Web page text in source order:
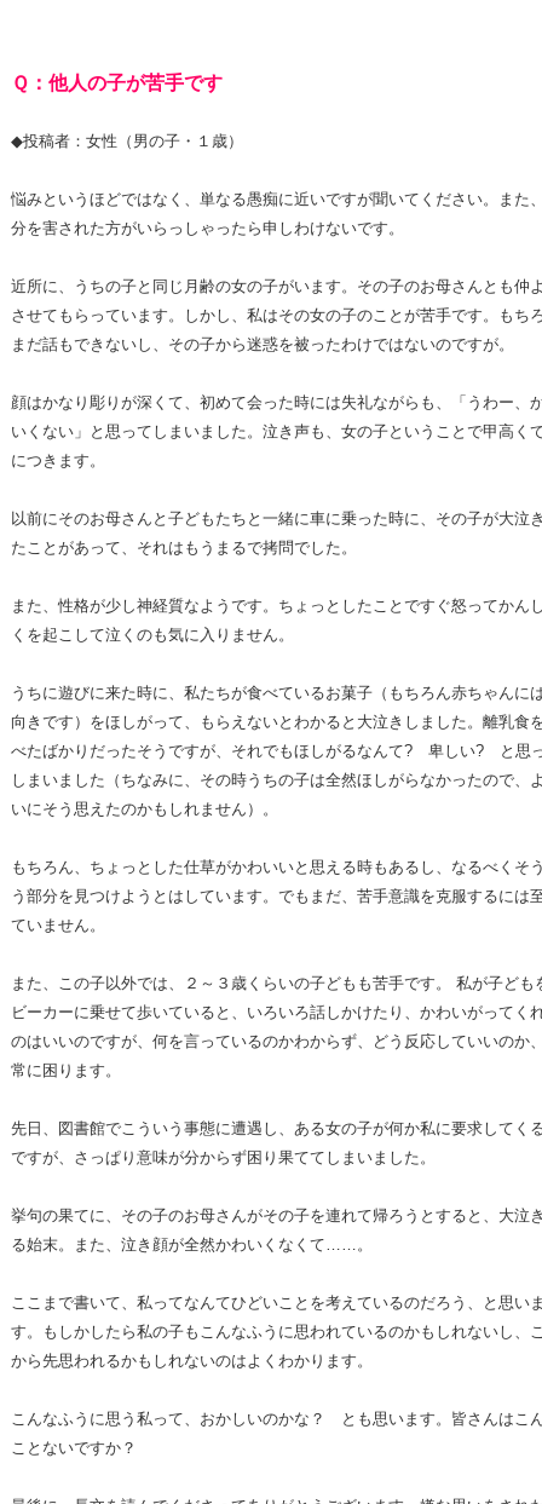
Ｑ：他人の子が苦手です
◆投稿者：女性（男の子・１歳）
悩みというほどではなく、単なる愚痴に近いですが聞いてください。また
分を害された方がいらっしゃったら申しわけないです。
近所に、うちの子と同じ月齢の女の子がいます。その子のお母さんとも仲
させてもらっています。しかし、私はその女の子のことが苦手です。もち
まだ話もできないし、その子から迷惑を被ったわけではないのですが。
顔はかなり彫りが深くて、初めて会った時には失礼ながらも、「うわー、
いくない」と思ってしまいました。泣き声も、女の子ということで甲高く
につきます。
以前にそのお母さんと子どもたちと一緒に車に乗った時に、その子が大泣
たことがあって、それはもうまるで拷問でした。
また、性格が少し神経質なようです。ちょっとしたことですぐ怒ってかん
くを起こして泣くのも気に入りません。
うちに遊びに来た時に、私たちが食べているお菓子（もちろん赤ちゃんに
向きです）をほしがって、もらえないとわかると大泣きしました。離乳食
べたばかりだったそうですが、それでもほしがるなんて? 卑しい? と思
しまいました（ちなみに、その時うちの子は全然ほしがらなかったので、
いにそう思えたのかもしれません）。
もちろん、ちょっとした仕草がかわいいと思える時もあるし、なるべくそ
う部分を見つけようとはしています。でもまだ、苦手意識を克服するには
ていません。
また、この子以外では、２～３歳くらいの子どもも苦手です。 私が子ども
ビーカーに乗せて歩いていると、いろいろ話しかけたり、かわいがってく
のはいいのですが、何を言っているのかわからず、どう反応していいのか
常に困ります。
先日、図書館でこういう事態に遭遇し、ある女の子が何か私に要求してく
ですが、さっぱり意味が分からず困り果ててしまいました。
挙句の果てに、その子のお母さんがその子を連れて帰ろうとすると、大泣
る始末。また、泣き顔が全然かわいくなくて……。
ここまで書いて、私ってなんてひどいことを考えているのだろう、と思い
す。もしかしたら私の子もこんなふうに思われているのかもしれないし、
から先思われるかもしれないのはよくわかります。
こんなふうに思う私って、おかしいのかな？ とも思います。皆さんはこ
ことないですか？